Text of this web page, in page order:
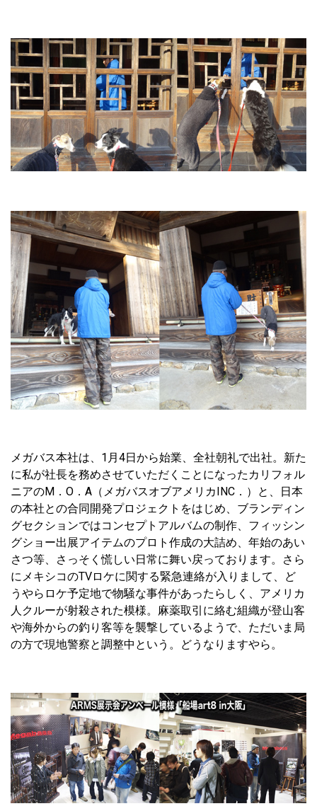
メガバス本社は、1月4日から始業、全社朝礼で出社。新た
に私が社長を務めさせていただくことになったカリフォル
ニアのM．O．A（メガバスオブアメリカINC．）と、日本
の本社との合同開発プロジェクトをはじめ、ブランディン
グセクションではコンセプトアルバムの制作、フィッシン
グショー出展アイテムのプロト作成の大詰め、年始のあい
さつ等、さっそく慌しい日常に舞い戻っております。さら
にメキシコのTVロケに関する緊急連絡が入りまして、ど
うやらロケ予定地で物騒な事件があったらしく、アメリカ
人クルーが射殺された模様。麻薬取引に絡む組織が登山客
や海外からの釣り客等を襲撃しているようで、ただいま局
の方で現地警察と調整中という。どうなりますやら。